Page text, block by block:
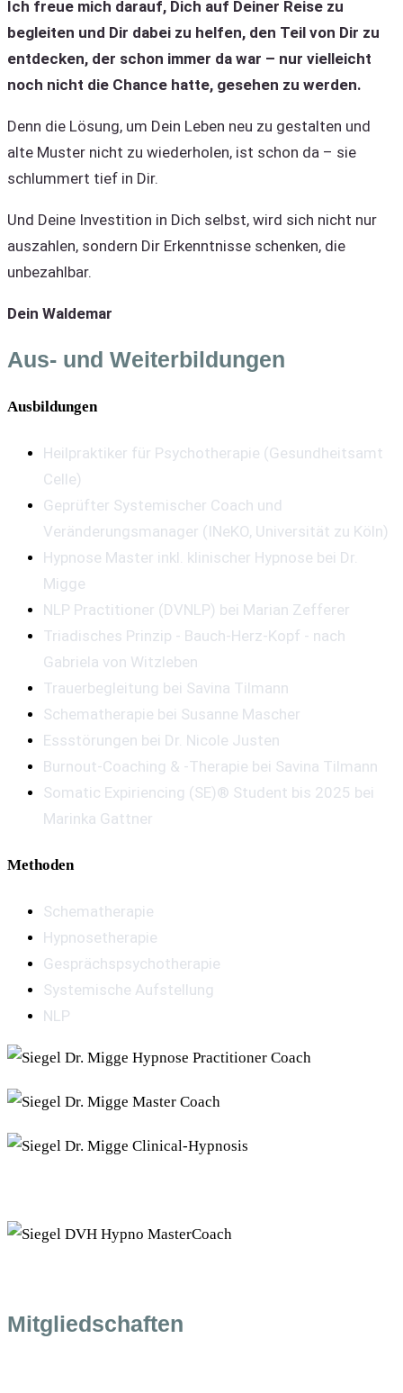
Ich freue mich darauf, Dich auf Deiner Reise zu
begleiten und Dir dabei zu helfen, den Teil von Dir zu
entdecken, der schon immer da war – nur vielleicht
noch nicht die Chance hatte, gesehen zu werden.
Denn die Lösung, um Dein Leben neu zu gestalten und
alte Muster nicht zu wiederholen, ist schon da – sie
schlummert tief in Dir.
Und Deine Investition in Dich selbst, wird sich nicht nur
auszahlen, sondern Dir Erkenntnisse schenken, die
unbezahlbar.
Dein Waldemar
Aus- und Weiterbildungen
Ausbildungen
Heilpraktiker für Psychotherapie (Gesundheitsamt
Celle)
Geprüfter Systemischer Coach und
Veränderungsmanager (INeKO, Universität zu Köln)
Hypnose Master inkl. klinischer Hypnose bei Dr.
Migge
NLP Practitioner (DVNLP) bei Marian Zefferer
Triadisches Prinzip - Bauch-Herz-Kopf - nach
Gabriela von Witzleben
Trauerbegleitung bei Savina Tilmann
Schematherapie bei Susanne Mascher
Essstörungen bei Dr. Nicole Justen
Burnout-Coaching & -Therapie bei Savina Tilmann
Somatic Expiriencing (SE)® Student bis 2025 bei
Marinka Gattner
Methoden
Schematherapie
Hypnosetherapie
Gesprächspsychotherapie
Systemische Aufstellung
NLP
Mitgliedschaften